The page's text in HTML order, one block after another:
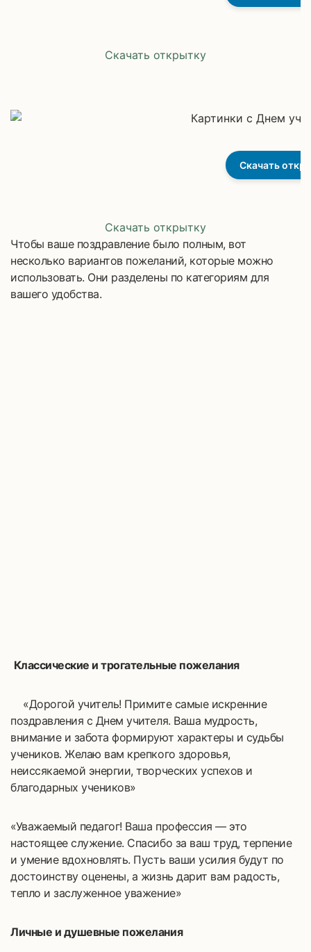
Скачать открытку
Скачать
Скачать открытку
Чтобы ваше поздравление было полным, вот
несколько вариантов пожеланий, которые можно
использовать. Они разделены по категориям для
вашего удобства.
Классические и трогательные пожелания
«Дорогой учитель! Примите самые искренние
поздравления с Днем учителя. Ваша мудрость,
внимание и забота формируют характеры и судьбы
учеников. Желаю вам крепкого здоровья,
неиссякаемой энергии, творческих успехов и
благодарных учеников»
«Уважаемый педагог! Ваша профессия — это
настоящее служение. Спасибо за ваш труд, терпение
и умение вдохновлять. Пусть ваши усилия будут по
достоинству оценены, а жизнь дарит вам радость,
тепло и заслуженное уважение»
Личные и душевные пожелания